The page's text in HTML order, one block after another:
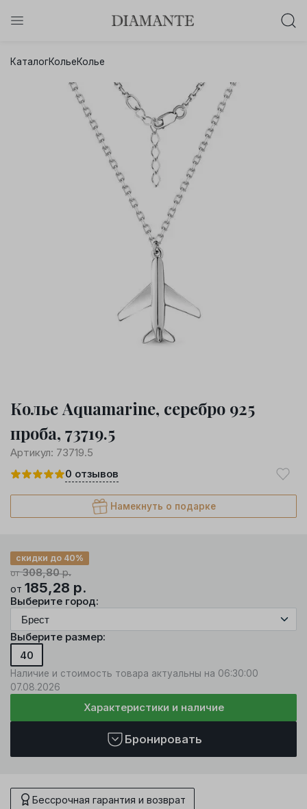
дней часов : секунд
Хочу!
КаталогКольеКолье
Колье Aquamarine, серебро 925
проба, 73719.5
Артикул: 73719.5
0 отзывов
Намекнуть о подарке
от308,80р.
скидки до 40%
от 185,28 р.
Выберите город:
Выберите размер:
40
Наличие и стоимость товара актуальны на 06:30:00
07.08.2026
Характеристики и наличие
Бронировать
Бессрочная гарантия и возврат